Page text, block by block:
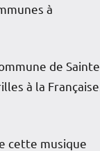
à
de Sainte
à la Française.
cette musique